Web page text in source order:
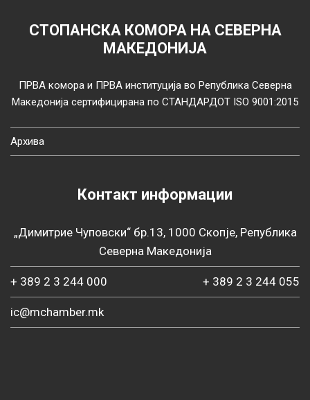
СТОПАНСКА КОМОРА НА СЕВЕРНА
МАКЕДОНИЈА
ПРВА комора и ПРВА институција во Република Северна
Македонија сертифицирана по СТАНДАРДОТ ISO 9001:2015
Архива
Контакт информации
„Димитрие Чуповски“ бр.13, 1000 Скопје, Република
Северна Македонија
+ 389 2 3 244 000 + 389 2 3 244 055
ic@mchamber.mk